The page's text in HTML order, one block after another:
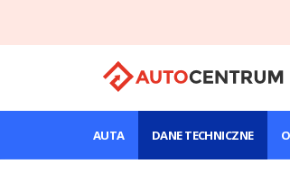
AUTA DANE TECHNICZNE